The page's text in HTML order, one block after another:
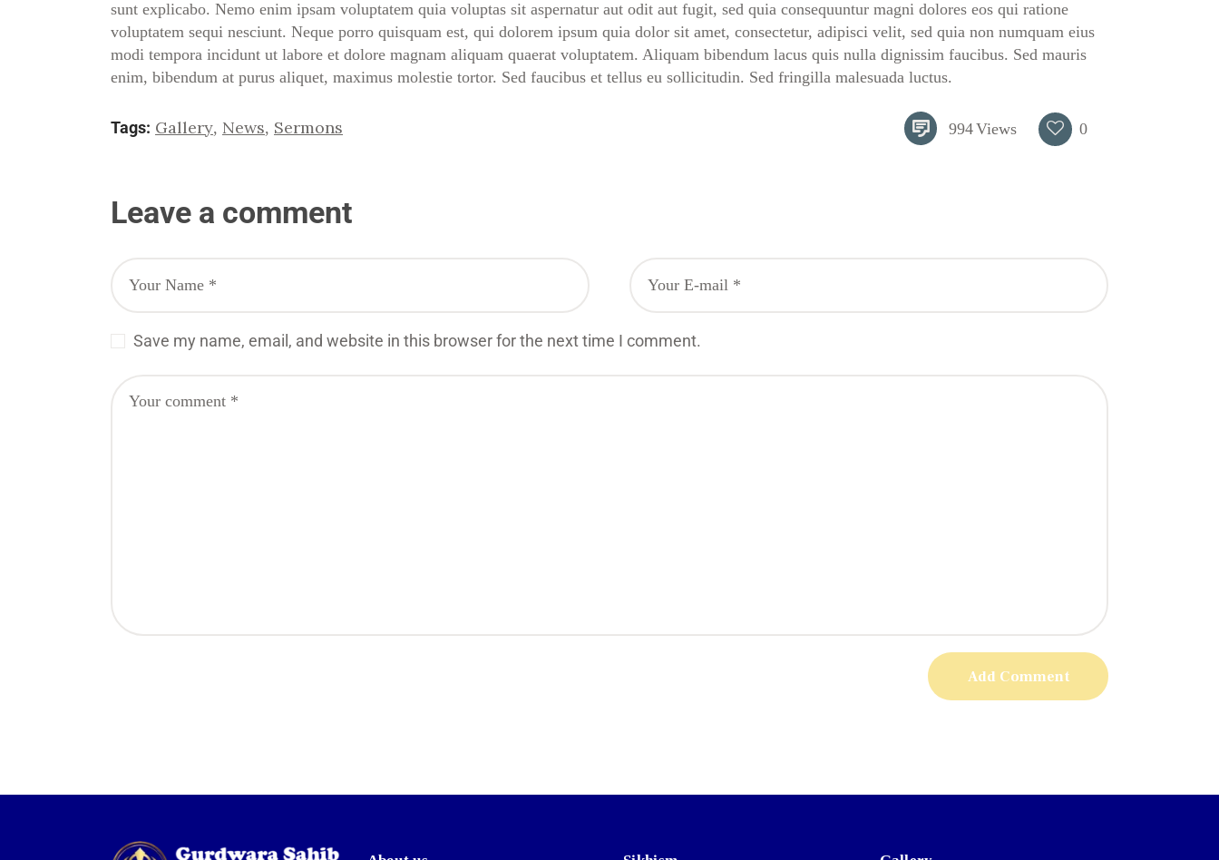
sunt explicabo. Nemo enim ipsam voluptatem quia voluptas sit aspernatur aut odit aut fugit, sed quia consequuntur magni dolores eos qui ratione
voluptatem sequi nesciunt. Neque porro quisquam est, qui dolorem ipsum quia dolor sit amet, consectetur, adipisci velit, sed quia non numquam eius
modi tempora incidunt ut labore et dolore magnam aliquam quaerat voluptatem. Aliquam bibendum lacus quis nulla dignissim faucibus. Sed mauris
enim, bibendum at purus aliquet, maximus molestie tortor. Sed faucibus et tellus eu sollicitudin. Sed fringilla malesuada luctus.
Tags: Gallery, News, Sermons 994Views 0
Leave a comment
Save my name, email, and website in this browser for the next time I comment.